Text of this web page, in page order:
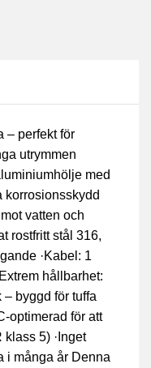
– perfekt för
utrymmen
med
vatten och
rostfritt stål 316,
·Kabel: 1
hållbarhet:
byggd för tuffa
optimerad för att
5) ·Inget
i många år Denna